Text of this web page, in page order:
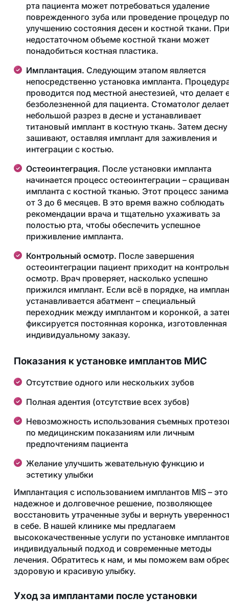
рта пациента может потребоваться удаление
поврежденного зуба или проведение процедур по
улучшению состояния десен и костной ткани.
недостаточном объеме костной ткани может
понадобиться костная пластика.
Имплантация. Следующим этапом является
непосредственно установка импланта.
проводится под местной анестезией, что делает
безболезненной для пациента. Стоматолог делает
небольшой разрез в десне и устанавливает
титановый имплант в костную ткань. Затем десну
зашивают, оставляя имплант для заживления и
интеграции с костью.
Остеоинтеграция. После установки импланта
начинается процесс остеоинтеграции –
импланта с костной тканью. Этот процесс
от 3 до 6 месяцев. В это время важно соблюдать
рекомендации врача и тщательно ухаживать за
полостью рта, чтобы обеспечить успешное
приживление импланта.
Контрольный осмотр. После завершения
остеоинтеграции пациент приходит на
осмотр. Врач проверяет, насколько успешно
прижился имплант. Если всё в порядке, на
устанавливается абатмент – специальный
переходник между имплантом и коронкой, а
фиксируется постоянная коронка, изготовленная
индивидуальному заказу.
Показания к установке имплантов МИС
Отсутствие одного или нескольких зубов
Полная адентия (отсутствие всех зубов)
Невозможность использования съемных
по медицинским показаниям или личным
предпочтениям пациента
Желание улучшить жевательную функцию и
эстетику улыбки
Имплантация с использованием имплантов MIS – это
надежное и долговечное решение, позволяющее
восстановить утраченные зубы и вернуть
в себе. В нашей клинике мы предлагаем
высококачественные услуги по установке
индивидуальный подход и современные методы
лечения. Обратитесь к нам, и мы поможем вам
здоровую и красивую улыбку.
Уход за имплантами после установки